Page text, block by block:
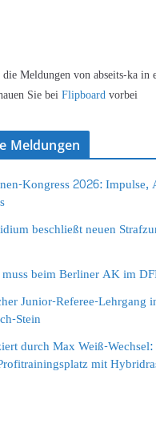
Meldungen von abseits-ka in
Sie beiFlipboardvorbei
Meldungen
Kongress 2026: Impulse,
beschließt neuen
beim Berliner AK im
Junior-Referee-Lehrgang
Stein
durch Max Weiß-Wechsel:
mit